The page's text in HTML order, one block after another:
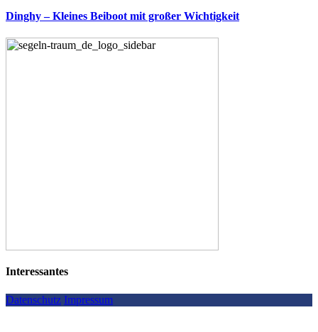
Dinghy – Kleines Beiboot mit großer Wichtigkeit
Interessantes
Datenschutz Impressum